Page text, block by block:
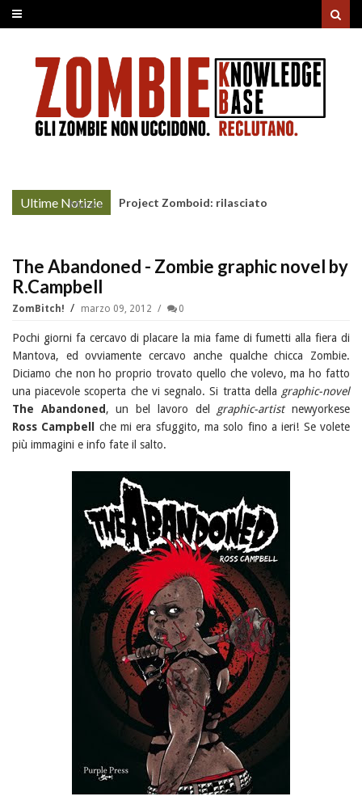
Ultime Notizie
More »
Project Zomboid: rilasciato
The Abandoned - Zombie graphic novel by
R.Campbell
ZomBitch! marzo 09, 2012 0
Pochi giorni fa cercavo di placare la mia fame di fumetti alla fiera di
Mantova, ed ovviamente cercavo anche qualche chicca Zombie.
Diciamo che non ho proprio trovato quello che volevo, ma ho fatto
una piacevole scoperta che vi segnalo. Si tratta della graphic-novel
The Abandoned, un bel lavoro del graphic-artistnewyorkese
Ross Campbell
che mi era sfuggito, ma solo fino a ieri! Se volete
più immagini e info fate il salto.